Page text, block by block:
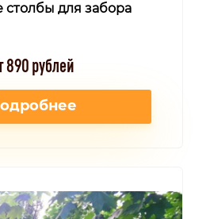
для забора
890 рублей